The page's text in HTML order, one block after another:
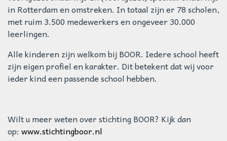
in Rotterdam en omstreken. In totaal zijn er 78 scholen,
met ruim 3.500 medewerkers en ongeveer 30.000
leerlingen.
Alle kinderen zijn welkom bij BOOR. Iedere school heeft
zijn eigen profiel en karakter. Dit betekent dat wij voor
ieder kind een passende school hebben.
Wilt u meer weten over stichting BOOR? Kijk dan
op: www.stichtingboor.nl